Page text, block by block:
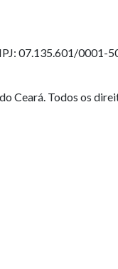
07.135.601/0001-
Ceará. Todos os